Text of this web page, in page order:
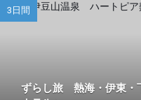
3日間
ずらし旅 熱海・伊東・